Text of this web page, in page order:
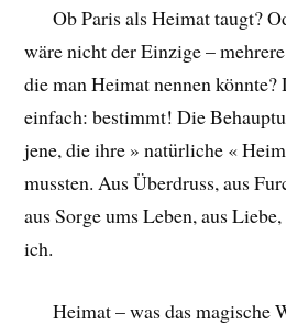
Ob Paris als Heimat taugt?
wäre nicht der Einzige –
die man Heimat nennen
einfach: bestimmt! Die
jene, die ihre » natürliche «
mussten. Aus Überdruss, aus
aus Sorge ums Leben, aus
ich.
Heimat – was das magische